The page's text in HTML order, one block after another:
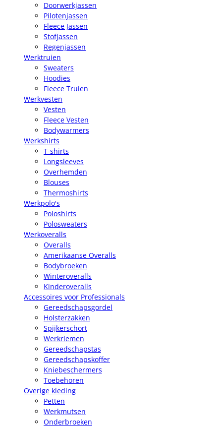
Doorwerkjassen
Pilotenjassen
Fleece Jassen
Stofjassen
Regenjassen
Werktruien
Sweaters
Hoodies
Fleece Truien
Werkvesten
Vesten
Fleece Vesten
Bodywarmers
Werkshirts
T-shirts
Longsleeves
Overhemden
Blouses
Thermoshirts
Werkpolo's
Poloshirts
Polosweaters
Werkoveralls
Overalls
Amerikaanse Overalls
Bodybroeken
Winteroveralls
Kinderoveralls
Accessoires voor Professionals
Gereedschapsgordel
Holsterzakken
Spijkerschort
Werkriemen
Gereedschapstas
Gereedschapskoffer
Kniebeschermers
Toebehoren
Overige kleding
Petten
Werkmutsen
Onderbroeken